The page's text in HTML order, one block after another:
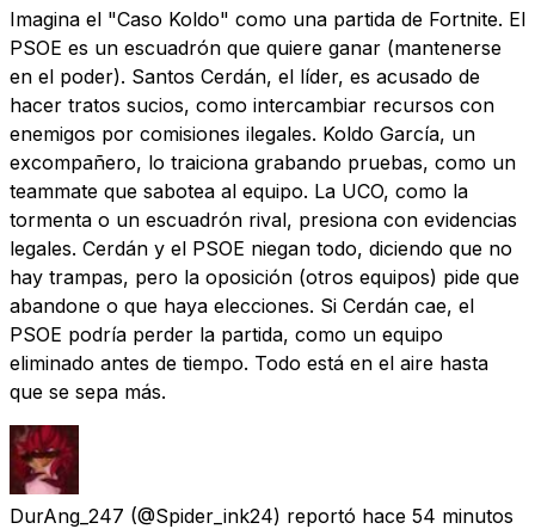
Imagina el "Caso Koldo" como una partida de Fortnite. El
PSOE es un escuadrón que quiere ganar (mantenerse
en el poder). Santos Cerdán, el líder, es acusado de
hacer tratos sucios, como intercambiar recursos con
enemigos por comisiones ilegales. Koldo García, un
excompañero, lo traiciona grabando pruebas, como un
teammate que sabotea al equipo. La UCO, como la
tormenta o un escuadrón rival, presiona con evidencias
legales. Cerdán y el PSOE niegan todo, diciendo que no
hay trampas, pero la oposición (otros equipos) pide que
abandone o que haya elecciones. Si Cerdán cae, el
PSOE podría perder la partida, como un equipo
eliminado antes de tiempo. Todo está en el aire hasta
que se sepa más.
DurAng_247 (@Spider_ink24) reportó hace 54 minutos